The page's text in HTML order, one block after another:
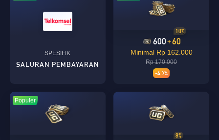
Loading...
SPESIFIK
SALURAN PEMBAYARAN
600+60
10%
Minimal Rp 162.000
Rp 170.000
-4.7%
Populer
8%